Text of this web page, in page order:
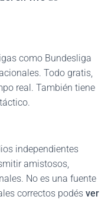
como Bundesliga
Todo gratis,
real. También tiene
independientes
amistosos,
No es una fuente
correctos podés ver